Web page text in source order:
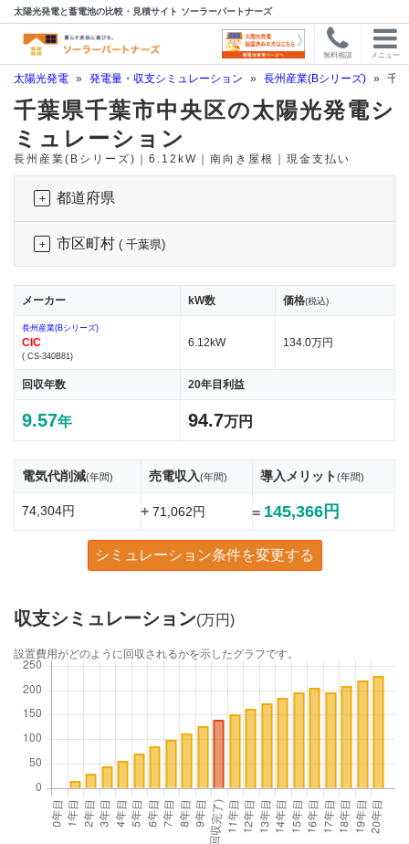
太陽光発電と蓄電池の比較・見積サイト ソーラーパートナーズ
無料相談 メニュー
太陽光発電 » 発電量・収支シミュレーション » 長州産業(Bシリーズ) » 千
千葉県千葉市中央区の太陽光発電シ
ミュレーション
長州産業(Bシリーズ)｜6.12kW｜南向き屋根｜現金支払い
都道府県
市区町村 ( 千葉県)
メーカー kW数 価格(税込)
長州産業(Bシリーズ)
CIC
( CS-340B81)
6.12kW 134.0万円
回収年数 20年目利益
9.57年 94.7万円
電気代削減(年間) 売電収入(年間) 導入メリット(年間)
74,304円 +71,062円 = 145,366円
シミュレーション条件を変更する
収支シミュレーション(万円)
設置費用がどのように回収されるかを示したグラフです。